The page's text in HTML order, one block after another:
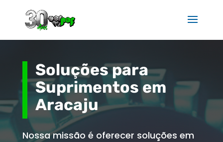
Soluções para
Suprimentos em
Aracaju
Nossa missão é oferecer soluções em